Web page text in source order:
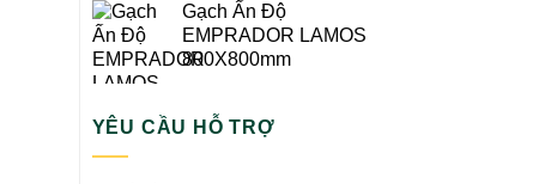
Gạch Ấn Độ
EMPRADOR LAMOS
800X800mm
YÊU CẦU HỖ TRỢ